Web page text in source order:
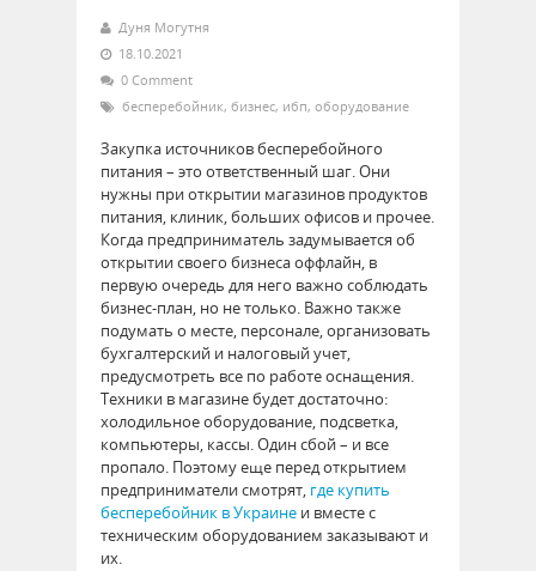
Дуня Могутня
18.10.2021
0 Comment
бесперебойник, бизнес, ибп, оборудование
Закупка источников бесперебойного
питания – это ответственный шаг. Они
нужны при открытии магазинов продуктов
питания, клиник, больших офисов и прочее.
Когда предприниматель задумывается об
открытии своего бизнеса оффлайн, в
первую очередь для него важно соблюдать
бизнес-план, но не только. Важно также
подумать о месте, персонале, организовать
бухгалтерский и налоговый учет,
предусмотреть все по работе оснащения.
Техники в магазине будет достаточно:
холодильное оборудование, подсветка,
компьютеры, кассы. Один сбой – и все
пропало. Поэтому еще перед открытием
предприниматели смотрят, где купить
бесперебойник в Украине и вместе с
техническим оборудованием заказывают и
их.